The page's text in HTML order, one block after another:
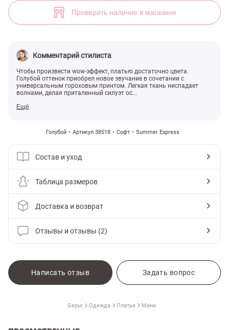
Проверить наличие в магазине
Комментарий стилиста
Чтобы произвести wow-эффект, платью достаточно цвета.
Голубой оттенок приобрел новое звучание в сочетании с
универсальным гороховым принтом. Легкая ткань ниспадает
волнами, делая приталенный силуэт ос...
Ещё
Голубой Артикул 38518 Софт Summer Express
Состав и уход
Таблица размеров
Доставка и возврат
Отзывы и отзывы (2)
Написать отзыв Задать вопрос
Gepur Одежда Платья Мини
Короткое платье небесно-голубого оттенка (арт. 38518) ♡